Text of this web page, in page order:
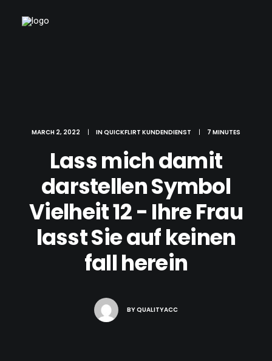
MARCH 2, 2022 | INQUICKFLIRT KUNDENDIENST | 7 MINUTES
Lass mich damit
darstellen Symbol
Vielheit 12 - Ihre Frau
lasst Sie auf keinen
fall herein
BYQUALITYACC